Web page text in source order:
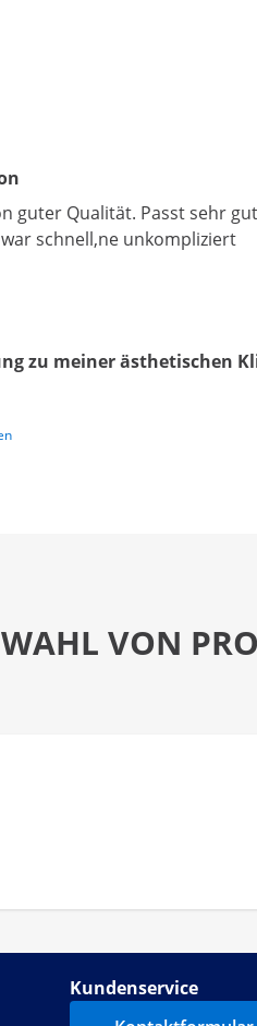
guter Qualität. Passt sehr
schnell,ne unkompliziert
zu meiner ästhetischen
VON
Kundenservice